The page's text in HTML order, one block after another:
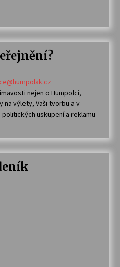
nejen o Humpolci,
na výlety, Vaši tvorbu a v
uskupení a reklamu